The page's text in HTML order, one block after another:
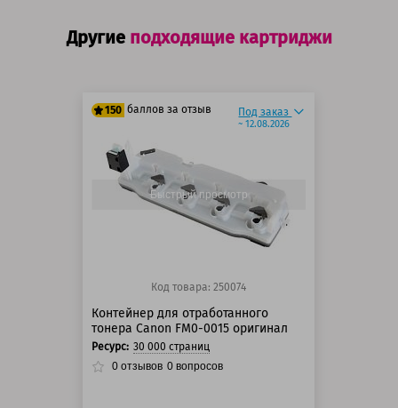
Другие подходящие картриджи
150 баллов за отзыв
125 баллов
150 баллов
Под заказ
~ 12.08.2026
Быстрый просмотр
Код товара: 250074
Контейнер для отработанного
тонера Canon FM0-0015 оригинал
Ресурс: 30 000 страниц
0 отзывов 0 вопросов